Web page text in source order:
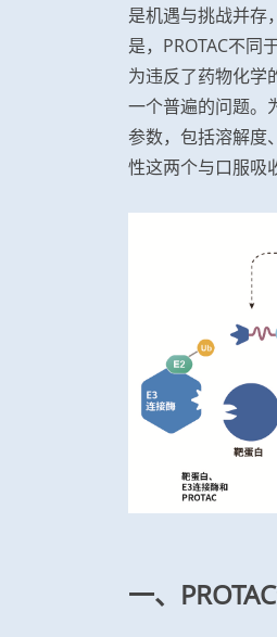
是机遇与挑战并存
是，PROTAC不同
为违反了药物化学
一个普遍的问题。
参数，包括溶解度
性这两个与口服吸
一、